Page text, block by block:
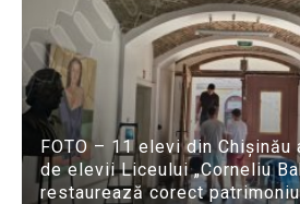
FOTO – 11 elevi din
de elevii Liceului „Corneliu
restaurează corect